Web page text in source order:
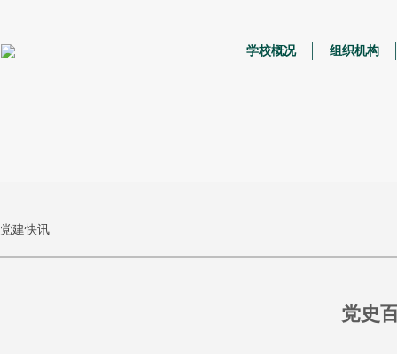
学校概况 组织机构
党建快讯
党史